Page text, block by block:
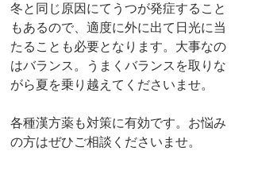
冬と同じ原因にてうつが発症すること
もあるので、適度に外に出て日光に当
たることも必要となります。大事なの
はバランス。うまくバランスを取りな
がら夏を乗り越えてくださいませ。
各種漢方薬も対策に有効です。お悩み
の方はぜひご相談くださいませ。